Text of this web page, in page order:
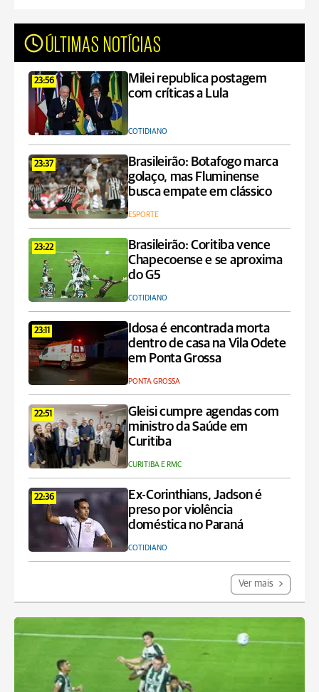
ÚLTIMAS NOTÍCIAS
23:56
Milei republica postagem
com críticas a Lula
COTIDIANO
23:37
Brasileirão: Botafogo marca
golaço, mas Fluminense
busca empate em clássico
ESPORTE
23:22
Brasileirão: Coritiba vence
Chapecoense e se aproxima
do G5
COTIDIANO
23:11
Idosa é encontrada morta
dentro de casa na Vila Odete
em Ponta Grossa
PONTA GROSSA
22:51
Gleisi cumpre agendas com
ministro da Saúde em
Curitiba
CURITIBA E RMC
22:36
Ex-Corinthians, Jadson é
preso por violência
doméstica no Paraná
COTIDIANO
Ver mais